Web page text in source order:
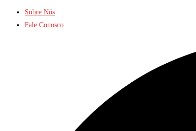
Sobre Nós
Fale Conosco